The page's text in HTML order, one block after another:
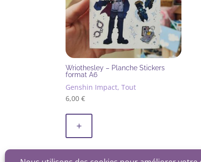
Wriothesley – Planche Stickers
format A6
Genshin Impact, Tout
6,00€
+